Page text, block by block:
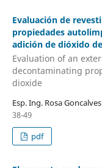
Evaluación de
propiedades
adición de dióxido
Evaluation of an
decontaminating
dioxide
Esp. Ing. Rosa
38-49
pdf